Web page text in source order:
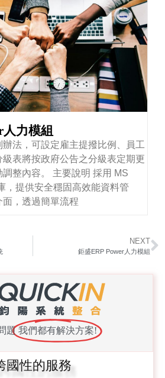
力模組
法，可設定雇主提撥比例、員工
表將按政府公告之分級表定期更
整內容。 主要說明 採用 MS
，提供安全穩固高效能資料管
，透過簡單流程
NEXT
鉅盛ERP Power人力模組
題 我們都有解決方案!
國性的服務